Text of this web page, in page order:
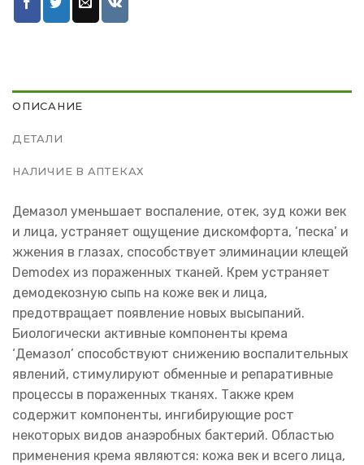
ОПИСАНИЕ
ДЕТАЛИ
НАЛИЧИЕ В АПТЕКАХ
Демазол уменьшает воспаление, отек, зуд кожи век
и лица, устраняет ощущение дискомфорта, ‘песка’ и
жжения в глазах, способствует элиминации клещей
Demodex из пораженных тканей. Крем устраняет
демодекозную сыпь на коже век и лица,
предотвращает появление новых высыпаний.
Биологически активные компоненты крема
‘Демазол’ способствуют снижению воспалительных
явлений, стимулируют обменные и репаративные
процессы в пораженных тканях. Также крем
содержит компоненты, ингибирующие рост
некоторых видов анаэробных бактерий. Областью
применения крема являются: кожа век и всего лица,